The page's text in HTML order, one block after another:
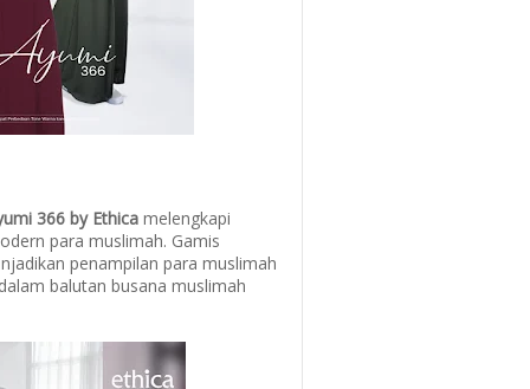
366 by Ethica melengkapi
para muslimah. Gamis
penampilan para muslimah
balutan busana muslimah